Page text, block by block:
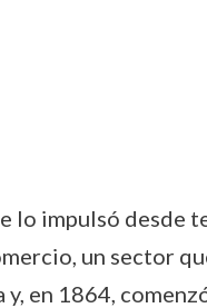
lo impulsó desde
un sector
en 1864,